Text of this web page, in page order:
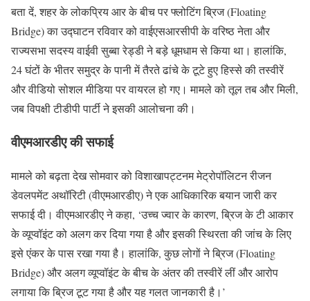
बता दें, शहर के लोकप्रिय आर के बीच पर फ्लोटिंग ब्रिज (Floating
Bridge) का उद्घाटन रविवार को वाईएसआरसीपी के वरिष्ठ नेता और
राज्यसभा सदस्य वाईवी सुब्बा रेड्डी ने बड़े धूमधाम से किया था। हालांकि,
24 घंटों के भीतर समुद्र के पानी में तैरते ढांचे के टूटे हुए हिस्से की तस्वीरें
और वीडियो सोशल मीडिया पर वायरल हो गए। मामले को तूल तब और मिली,
जब विपक्षी टीडीपी पार्टी ने इसकी आलोचना की।
वीएमआरडीए की सफाई
मामले को बढ़ता देख सोमवार को विशाखापट्टनम मेट्रोपॉलिटन रीजन
डेवलपमेंट अथॉरिटी (वीएमआरडीए) ने एक आधिकारिक बयान जारी कर
सफाई दी। वीएमआरडीए ने कहा, ‘उच्च ज्वार के कारण, ब्रिज के टी आकार
के व्यूप्वॉइंट को अलग कर दिया गया है और इसकी स्थिरता की जांच के लिए
इसे एंकर के पास रखा गया है। हालांकि, कुछ लोगों ने ब्रिज (Floating
Bridge) और अलग व्यूप्वॉइंट के बीच के अंतर की तस्वीरें लीं और आरोप
लगाया कि ब्रिज टूट गया है और यह गलत जानकारी है।’